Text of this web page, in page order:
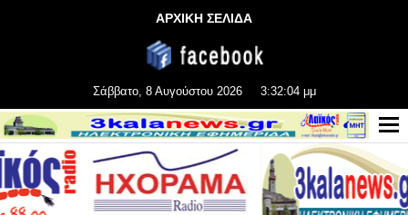
ΑΡΧΙΚΗ ΣΕΛΙΔΑ
Σάββατο, 8 Αυγούστου 2026 3:32:05 μμ